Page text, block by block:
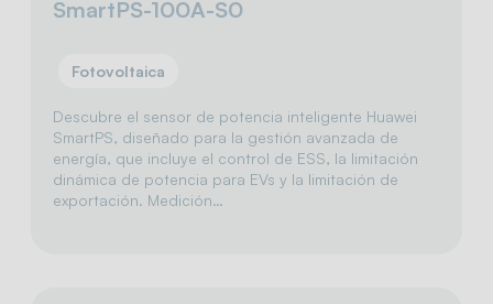
SmartPS-100A-S0
Fotovoltaica
Descubre el sensor de potencia inteligente Huawei
SmartPS, diseñado para la gestión avanzada de
energía, que incluye el control de ESS, la limitación
dinámica de potencia para EVs y la limitación de
exportación. Medición…